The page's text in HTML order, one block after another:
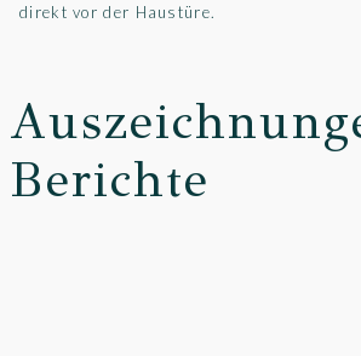
direkt vor der Haustüre.
Berichte